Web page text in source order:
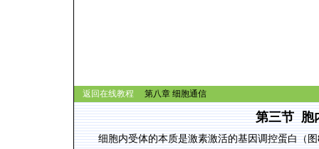
返回在线教程 第八章 细胞通信
第三节 胞
细胞内受体的本质是激素激活的基因调控蛋白（图